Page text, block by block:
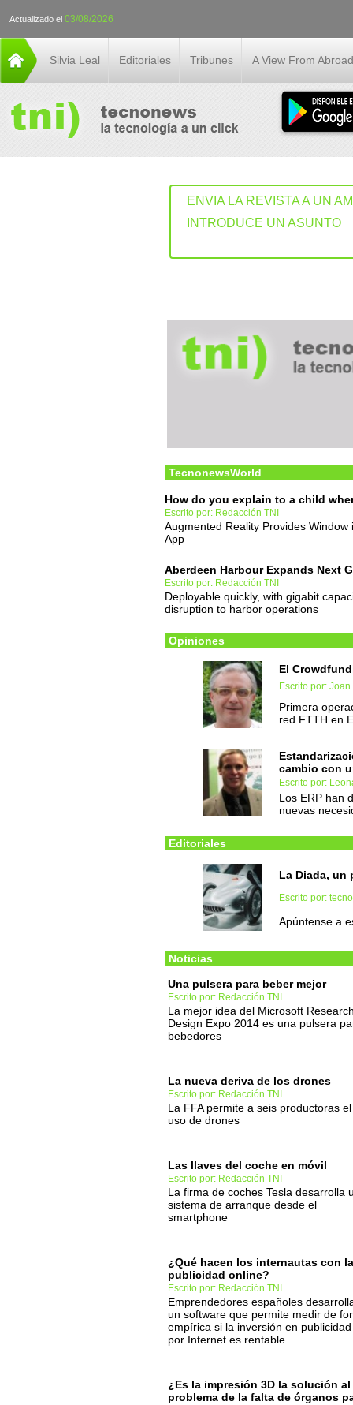
Actualizado el 03/08/2026
Silvia Leal Editoriales Tribunes A View From Abroad
ENVIA LA REVISTA A UN
INTRODUCE UN ASUNTO
TecnonewsWorld
How do you explain to a child
Escrito por: Redacción TNI
Augmented Reality Provides
App
Aberdeen Harbour Expands Next
Escrito por: Redacción TNI
Deployable quickly, with gigabit
disruption to harbor operations
Opiniones
El
Escrito por:
Primera
red FTTH en
cambio con
Escrito por:
Los ERP han
nuevas
Editoriales
La Diada, un
Escrito por:
Apúntense a
Noticias
Una pulsera para beber mejor
Escrito por: Redacción TNI
La mejor idea del Microsoft
Design Expo 2014 es una pulsera
bebedores
La nueva deriva de los drones
Escrito por: Redacción TNI
La FFA permite a seis productoras el
uso de drones
Las llaves del coche en móvil
Escrito por: Redacción TNI
La firma de coches Tesla desarrolla
sistema de arranque desde el
smartphone
¿Qué hacen los internautas con la
publicidad online?
Escrito por: Redacción TNI
Emprendedores españoles
un software que permite medir de
empírica si la inversión en publicidad
por Internet es rentable
¿Es la impresión 3D la solución al
problema de la falta de órganos